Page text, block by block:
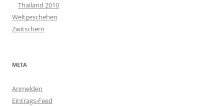
Thailand 2010
Weltgeschehen
Zwitschern
META
Anmelden
Eintrags-Feed